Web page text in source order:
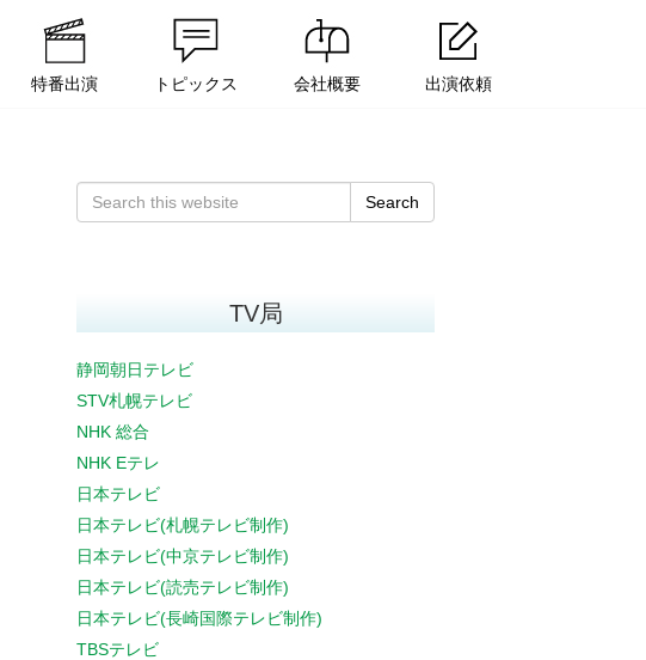
特番出演 トピックス 会社概要 出演依頼
Search
TV局
静岡朝日テレビ
STV札幌テレビ
NHK 総合
NHK Eテレ
日本テレビ
日本テレビ(札幌テレビ制作)
日本テレビ(中京テレビ制作)
日本テレビ(読売テレビ制作)
日本テレビ(長崎国際テレビ制作)
TBSテレビ